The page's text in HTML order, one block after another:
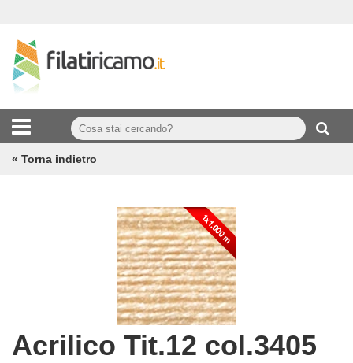
« Torna indietro
Acrilico Tit.12 col.3405